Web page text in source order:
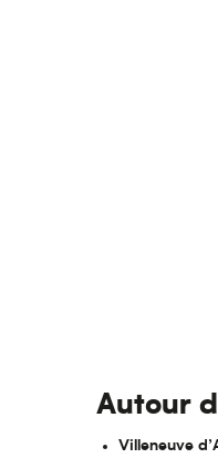
Autour
Villeneuve